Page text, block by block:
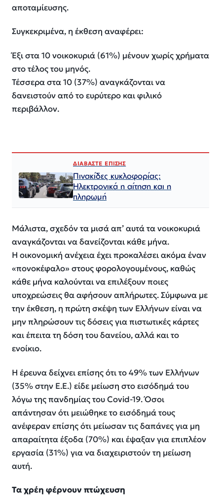
αποταμίευσης.
Συγκεκριμένα, η έκθεση αναφέρει:
Έξι στα 10 νοικοκυριά (61%) μένουν χωρίς χρήματα
στο τέλος του μηνός.
Τέσσερα στα 10 (37%) αναγκάζονται να
δανειστούν από το ευρύτερο και φιλικό
περιβάλλον.
ΔΙΑΒΑΣΤΕ ΕΠΙΣΗΣ
Πινακίδες κυκλοφορίας:
Ηλεκτρονικά η αίτηση και η
πληρωμή
Μάλιστα, σχεδόν τα μισά απ’ αυτά τα νοικοκυριά
αναγκάζονται να δανείζονται κάθε μήνα.
Η οικονομική ανέχεια έχει προκαλέσει ακόμα έναν
«πονοκέφαλο» στους φορολογουμένους, καθώς
κάθε μήνα καλούνται να επιλέξουν ποιες
υποχρεώσεις θα αφήσουν απλήρωτες. Σύμφωνα με
την έκθεση, η πρώτη σκέψη των Ελλήνων είναι να
μην πληρώσουν τις δόσεις για πιστωτικές κάρτες
και έπειτα τη δόση του δανείου, αλλά και το
ενοίκιο.
Η έρευνα δείχνει επίσης ότι το 49% των Ελλήνων
(35% στην Ε.Ε.) είδε μείωση στο εισόδημά του
λόγω της πανδημίας του Covid-19. Όσοι
απάντησαν ότι μειώθηκε το εισόδημά τους
ανέφεραν επίσης ότι μείωσαν τις δαπάνες για μη
απαραίτητα έξοδα (70%) και έψαξαν για επιπλέον
εργασία (31%) για να διαχειριστούν τη μείωση
αυτή.
Τα χρέη φέρνουν πτώχευση